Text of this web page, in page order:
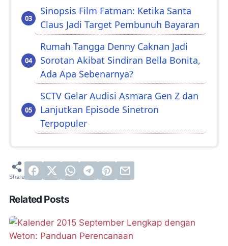
Sinopsis Film Fatman: Ketika Santa
Claus Jadi Target Pembunuh Bayaran
Rumah Tangga Denny Caknan Jadi
Sorotan Akibat Sindiran Bella Bonita,
Ada Apa Sebenarnya?
SCTV Gelar Audisi Asmara Gen Z dan
Lanjutkan Episode Sinetron
Terpopuler
Related Posts